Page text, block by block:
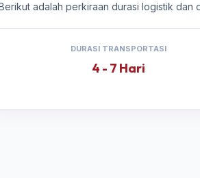
adalah perkiraan durasi logistik dan
DURASI TRANSPORTASI
4 - 7 Hari